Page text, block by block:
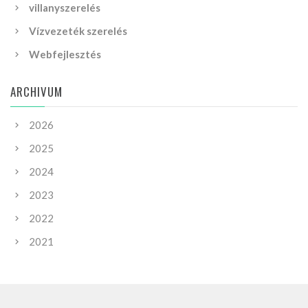
villanyszerelés
Vízvezeték szerelés
Webfejlesztés
ARCHIVUM
2026
2025
2024
2023
2022
2021